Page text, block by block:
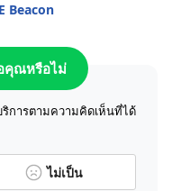
Beacon
คุณหรือไม่
ริการตามความคิดเห็นที่ได้
ไม่เป็น